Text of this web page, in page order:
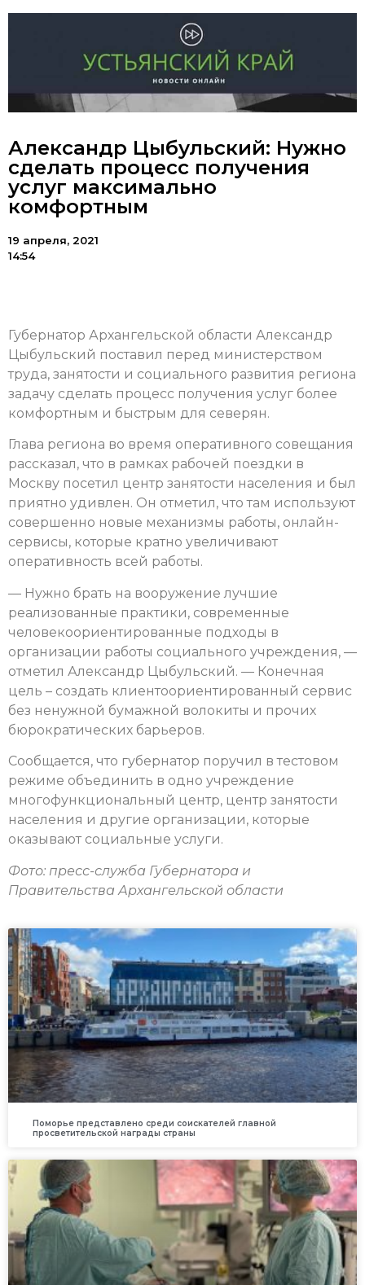
Александр Цыбульский: Нужно
сделать процесс получения
услуг максимально
комфортным
19 апреля, 2021
14:54
Губернатор Архангельской области Александр
Цыбульский поставил перед министерством
труда, занятости и социального развития региона
задачу сделать процесс получения услуг более
комфортным и быстрым для северян.
Глава региона во время оперативного совещания
рассказал, что в рамках рабочей поездки в
Москву посетил центр занятости населения и был
приятно удивлен. Он отметил, что там используют
совершенно новые механизмы работы, онлайн-
сервисы, которые кратно увеличивают
оперативность всей работы.
— Нужно брать на вооружение лучшие
реализованные практики, современные
человекоориентированные подходы в
организации работы социального учреждения, —
отметил Александр Цыбульский. — Конечная
цель – создать клиентоориентированный сервис
без ненужной бумажной волокиты и прочих
бюрократических барьеров.
Сообщается, что губернатор поручил в тестовом
режиме объединить в одно учреждение
многофункциональный центр, центр занятости
населения и другие организации, которые
оказывают социальные услуги.
Фото: пресс-служба Губернатора и
Правительства Архангельской области
Поморье представлено среди соискателей главной
просветительской награды страны